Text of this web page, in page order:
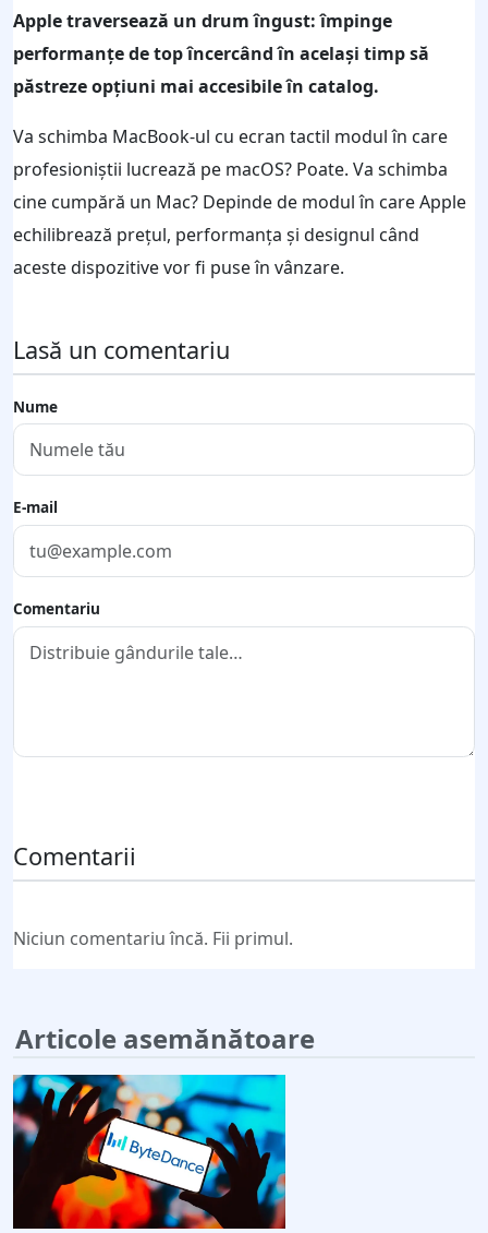
Apple traversează un drum îngust: împinge
performanțe de top încercând în același timp să
păstreze opțiuni mai accesibile în catalog.
Va schimba MacBook-ul cu ecran tactil modul în care
profesioniștii lucrează pe macOS? Poate. Va schimba
cine cumpără un Mac? Depinde de modul în care Apple
echilibrează prețul, performanța și designul când
aceste dispozitive vor fi puse în vânzare.
Lasă un comentariu
Nume
E-mail
Comentariu
Comentarii
Niciun comentariu încă. Fii primul.
Articole asemănătoare